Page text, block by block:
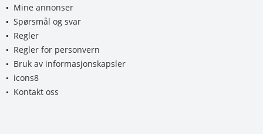
Mine annonser
Spørsmål og svar
Regler
Regler for personvern
Bruk av informasjonskapsler
icons8
Kontakt oss